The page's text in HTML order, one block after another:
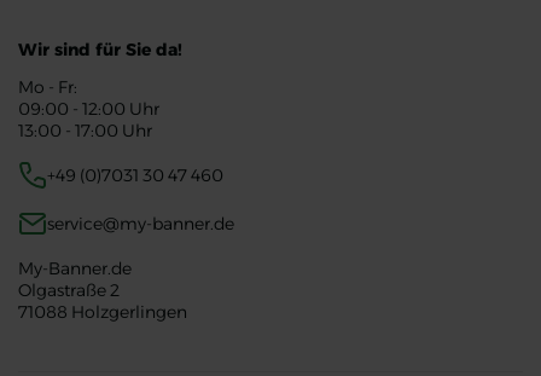
Wir sind für Sie da!
Mo - Fr:
09:00 - 12:00 Uhr
13:00 - 17:00 Uhr
+49 (0)7031 30 47 460
service@my-banner.de
My-Banner.de
Olgastraße 2
71088 Holzgerlingen